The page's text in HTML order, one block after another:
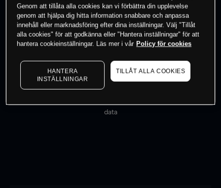
Börja handla
Priserna är endast vägledande.
data
Genom att tillåta alla cookies kan vi förbättra din upplevelse
genom att hjälpa dig hitta information snabbare och anpassa
innehåll eller marknadsföring efter dina inställningar. Välj "Tillåt
alla cookies" för att godkänna eller "Hantera inställningar" för att
hantera cookieinställningar. Läs mer i vår Policy för cookies
HANTERA
INSTÄLLNINGAR
TILLÅT ALLA COOKIES